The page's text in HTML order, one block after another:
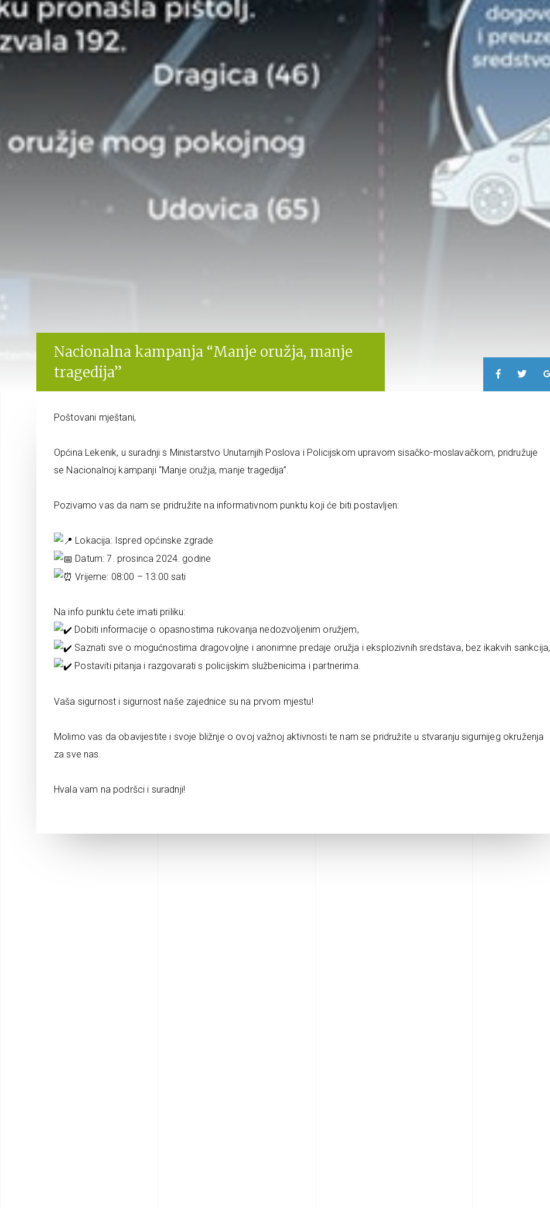
Nacionalna kampanja “Manje oružja, manje
tragedija”
Poštovani mještani,
Općina Lekenik, u suradnji s Ministarstvo Unutarnjih Poslova i Policijskom upravom sisačko-moslavačkom, pridružuje
se Nacionalnoj kampanji “Manje oružja, manje tragedija”.
Pozivamo vas da nam se pridružite na informativnom punktu koji će biti postavljen:
Lokacija: Ispred općinske zgrade
Datum: 7. prosinca 2024. godine
Vrijeme: 08:00 – 13:00 sati
Na info punktu ćete imati priliku:
Dobiti informacije o opasnostima rukovanja nedozvoljenim oružjem,
Saznati sve o mogućnostima dragovoljne i anonimne predaje oružja i eksplozivnih sredstava, bez ikakvih sankcija,
Postaviti pitanja i razgovarati s policijskim službenicima i partnerima.
Vaša sigurnost i sigurnost naše zajednice su na prvom mjestu!
Molimo vas da obavijestite i svoje bližnje o ovoj važnoj aktivnosti te nam se pridružite u stvaranju sigurnijeg okruženja
za sve nas.
Hvala vam na podršci i suradnji!